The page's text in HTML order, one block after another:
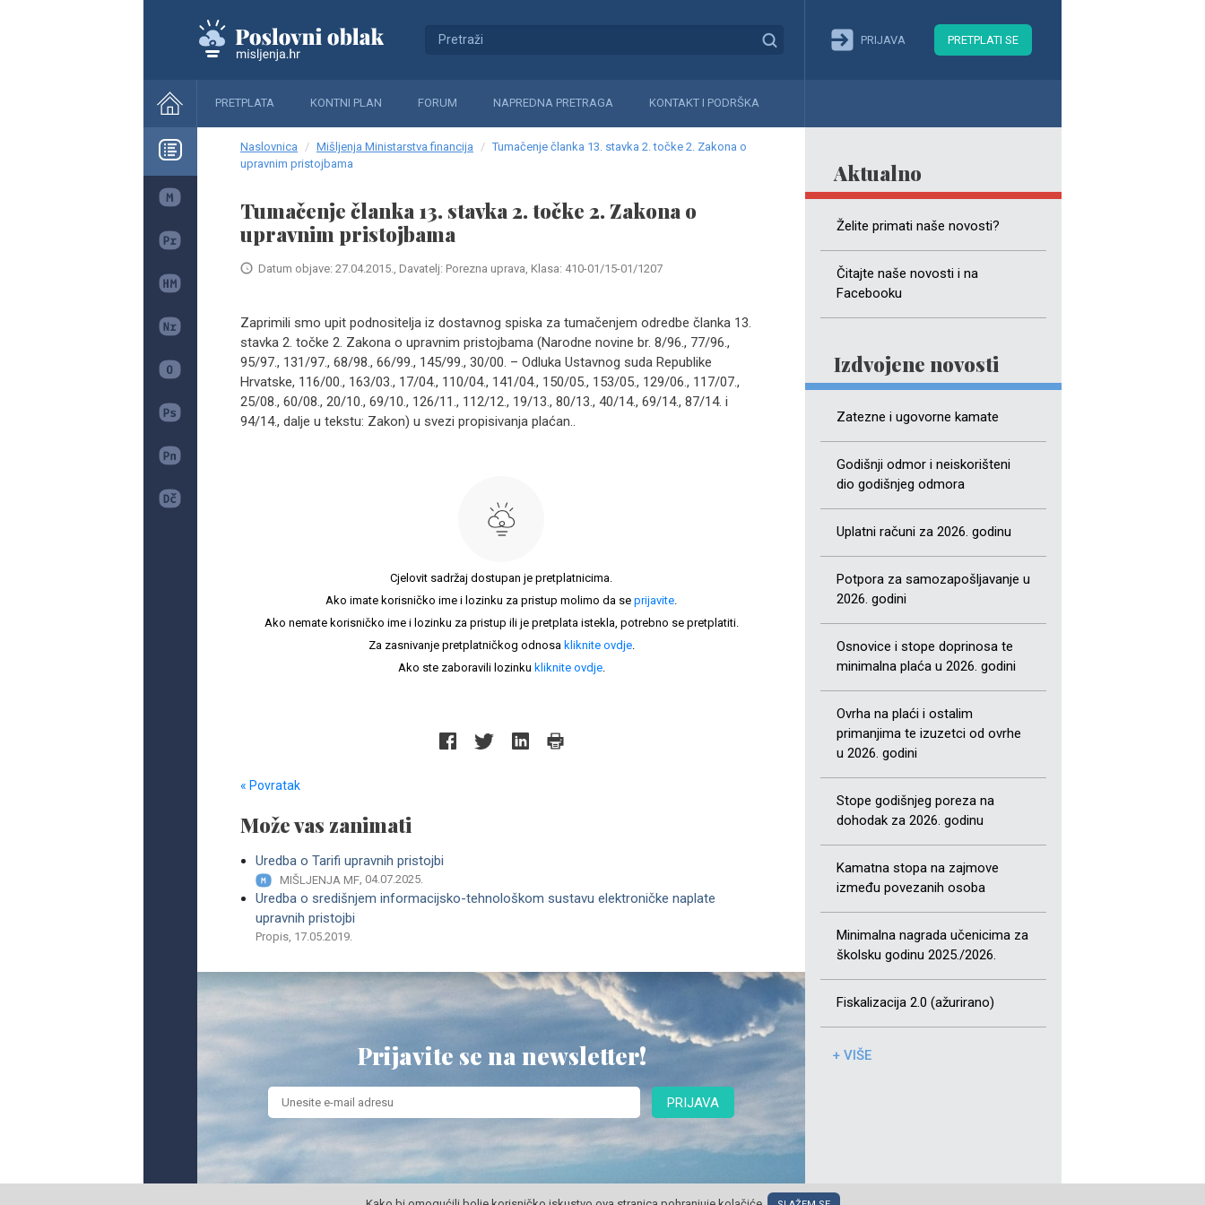
PRIJAVA PRETPLATI SE
PRETPLATA KONTNI PLAN FORUM NAPREDNA PRETRAGA KONTAKT I PODRŠKA
Aktualno
Želite primati naše novosti?
Čitajte naše novosti i na
Facebooku
Izdvojene novosti
Zatezne i ugovorne kamate
Godišnji odmor i neiskorišteni
dio godišnjeg odmora
Uplatni računi za 2026. godinu
Potpora za samozapošljavanje u
2026. godini
Osnovice i stope doprinosa te
minimalna plaća u 2026. godini
Ovrha na plaći i ostalim
primanjima te izuzetci od ovrhe
u 2026. godini
Stope godišnjeg poreza na
dohodak za 2026. godinu
Kamatna stopa na zajmove
između povezanih osoba
Minimalna nagrada učenicima za
školsku godinu 2025./2026.
Fiskalizacija 2.0 (ažurirano)
+ VIŠE
Naslovnica Mišljenja Ministarstva financija
Tumačenje članka 13. stavka 2. točke 2. Zakona o
upravnim pristojbama
Tumačenje članka 13. stavka 2. točke 2. Zakona o
upravnim pristojbama
Datum objave: 27.04.2015., Davatelj: Porezna uprava, Klasa: 410-01/15-01/1207
Zaprimili smo upit podnositelja iz dostavnog spiska za tumačenjem odredbe članka 13.
stavka 2. točke 2. Zakona o upravnim pristojbama (Narodne novine br. 8/96., 77/96.,
95/97., 131/97., 68/98., 66/99., 145/99., 30/00. – Odluka Ustavnog suda Republike
Hrvatske, 116/00., 163/03., 17/04., 110/04., 141/04., 150/05., 153/05., 129/06., 117/07.,
25/08., 60/08., 20/10., 69/10., 126/11., 112/12., 19/13., 80/13., 40/14., 69/14., 87/14. i
94/14., dalje u tekstu: Zakon) u svezi propisivanja plaćan..
Cjelovit sadržaj dostupan je pretplatnicima.
Ako imate korisničko ime i lozinku za pristup molimo da se prijavite.
Ako nemate korisničko ime i lozinku za pristup ili je pretplata istekla, potrebno se pretplatiti.
Za zasnivanje pretplatničkog odnosa kliknite ovdje.
Ako ste zaboravili lozinku kliknite ovdje.
« Povratak
Može vas zanimati
Uredba o Tarifi upravnih pristojbi
MIŠLJENJA MF, 04.07.2025.
Uredba o središnjem informacijsko-tehnološkom sustavu elektroničke naplate
upravnih pristojbi
Propis, 17.05.2019.
Prijavite se na newsletter!
PRIJAVA